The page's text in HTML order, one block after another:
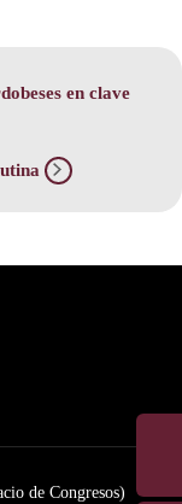
en clave
de Congresos)